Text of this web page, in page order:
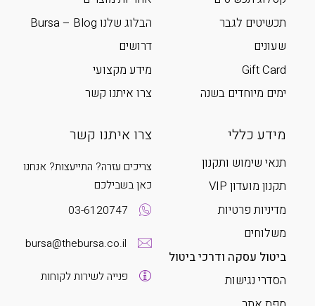
תכשיטים לגבר
שעונים
Gift Card
ימים מיוחדים בשנה
הבלוג שלנו Bursa – Blog
דרושים
מידע מקצועי
צרו איתנו קשר
מידע כללי
תנאי שימוש ותקנון
תקנון מועדון VIP
מדיניות פרטיות
משלוחים
ביטול עסקה ודרכי ביטול
הסדרי נגישות
צרו איתנו קשר
צריכים עזרה? התייעצות? אנחנו
כאן בשבילכם
03-6120747
bursa@thebursa.co.il
פנייה לשירות לקוחות